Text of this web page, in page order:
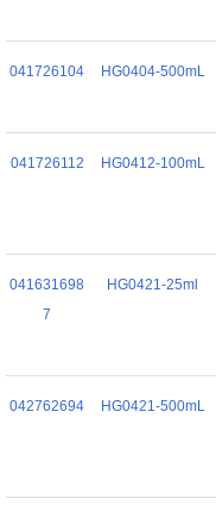
041726104 HG0404-500mL
041726112 HG0412-100mL
041631698
7
HG0421-25ml
042762694 HG0421-500mL